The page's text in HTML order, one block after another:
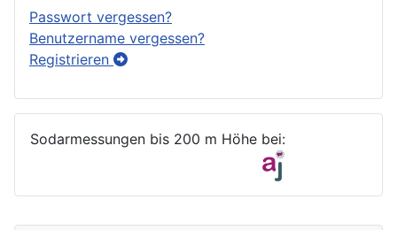
Passwort vergessen?
Benutzername vergessen?
Registrieren
Sodarmessungen bis 200 m Höhe bei: